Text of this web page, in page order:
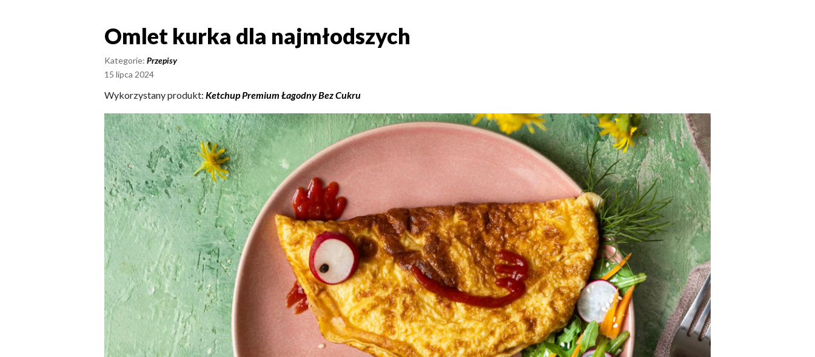
Omlet kurka dla najmłodszych
Omlet kurka dla najmłodszych
Kategorie: Przepisy
15 lipca 2024
Wykorzystany produkt: Ketchup Premium Łagodny Bez Cukru